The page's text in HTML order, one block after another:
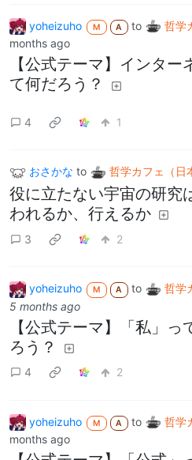
yoheizuho M A to 哲学
months ago
【公式テーマ】インター
て何だろう？
4 1
おさかな to 哲学カフェ（日
役に立たない宇宙の研究
われるか、行えるか
3 2
yoheizuho M A to 哲学
5 months ago
【公式テーマ】「私」っ
ろう？
4 2
yoheizuho M A to 哲学
months ago